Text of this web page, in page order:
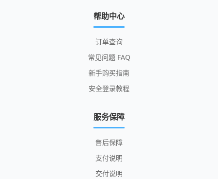
帮助中心
订单查询
常见问题 FAQ
新手购买指南
安全登录教程
服务保障
售后保障
支付说明
交付说明